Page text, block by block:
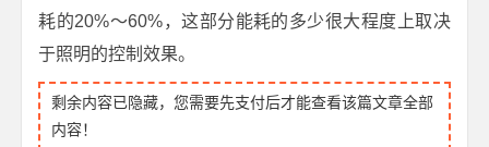
耗的20%～60%，这部分能耗的多少很大程度上取决
于照明的控制效果。
剩余内容已隐藏，您需要先支付后才能查看该篇文章全部
内容！